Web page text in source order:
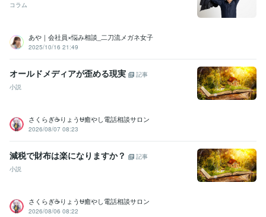
コラム
あや｜会社員×悩み相談_二刀流メガネ女子
2025/10/16 21:49
オールドメディアが歪める現実
記事
小説
さくらぎ☕りょう⛎癒やし電話相談サロン
2026/08/07 08:23
減税で財布は楽になりますか？
記事
小説
さくらぎ☕りょう⛎癒やし電話相談サロン
2026/08/06 08:22